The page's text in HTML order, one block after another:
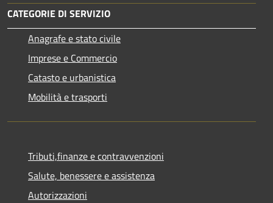
CATEGORIE DI SERVIZIO
Anagrafe e stato civile
Imprese e Commercio
Catasto e urbanistica
Mobilità e trasporti
Tributi,finanze e contravvenzioni
Salute, benessere e assistenza
Autorizzazioni